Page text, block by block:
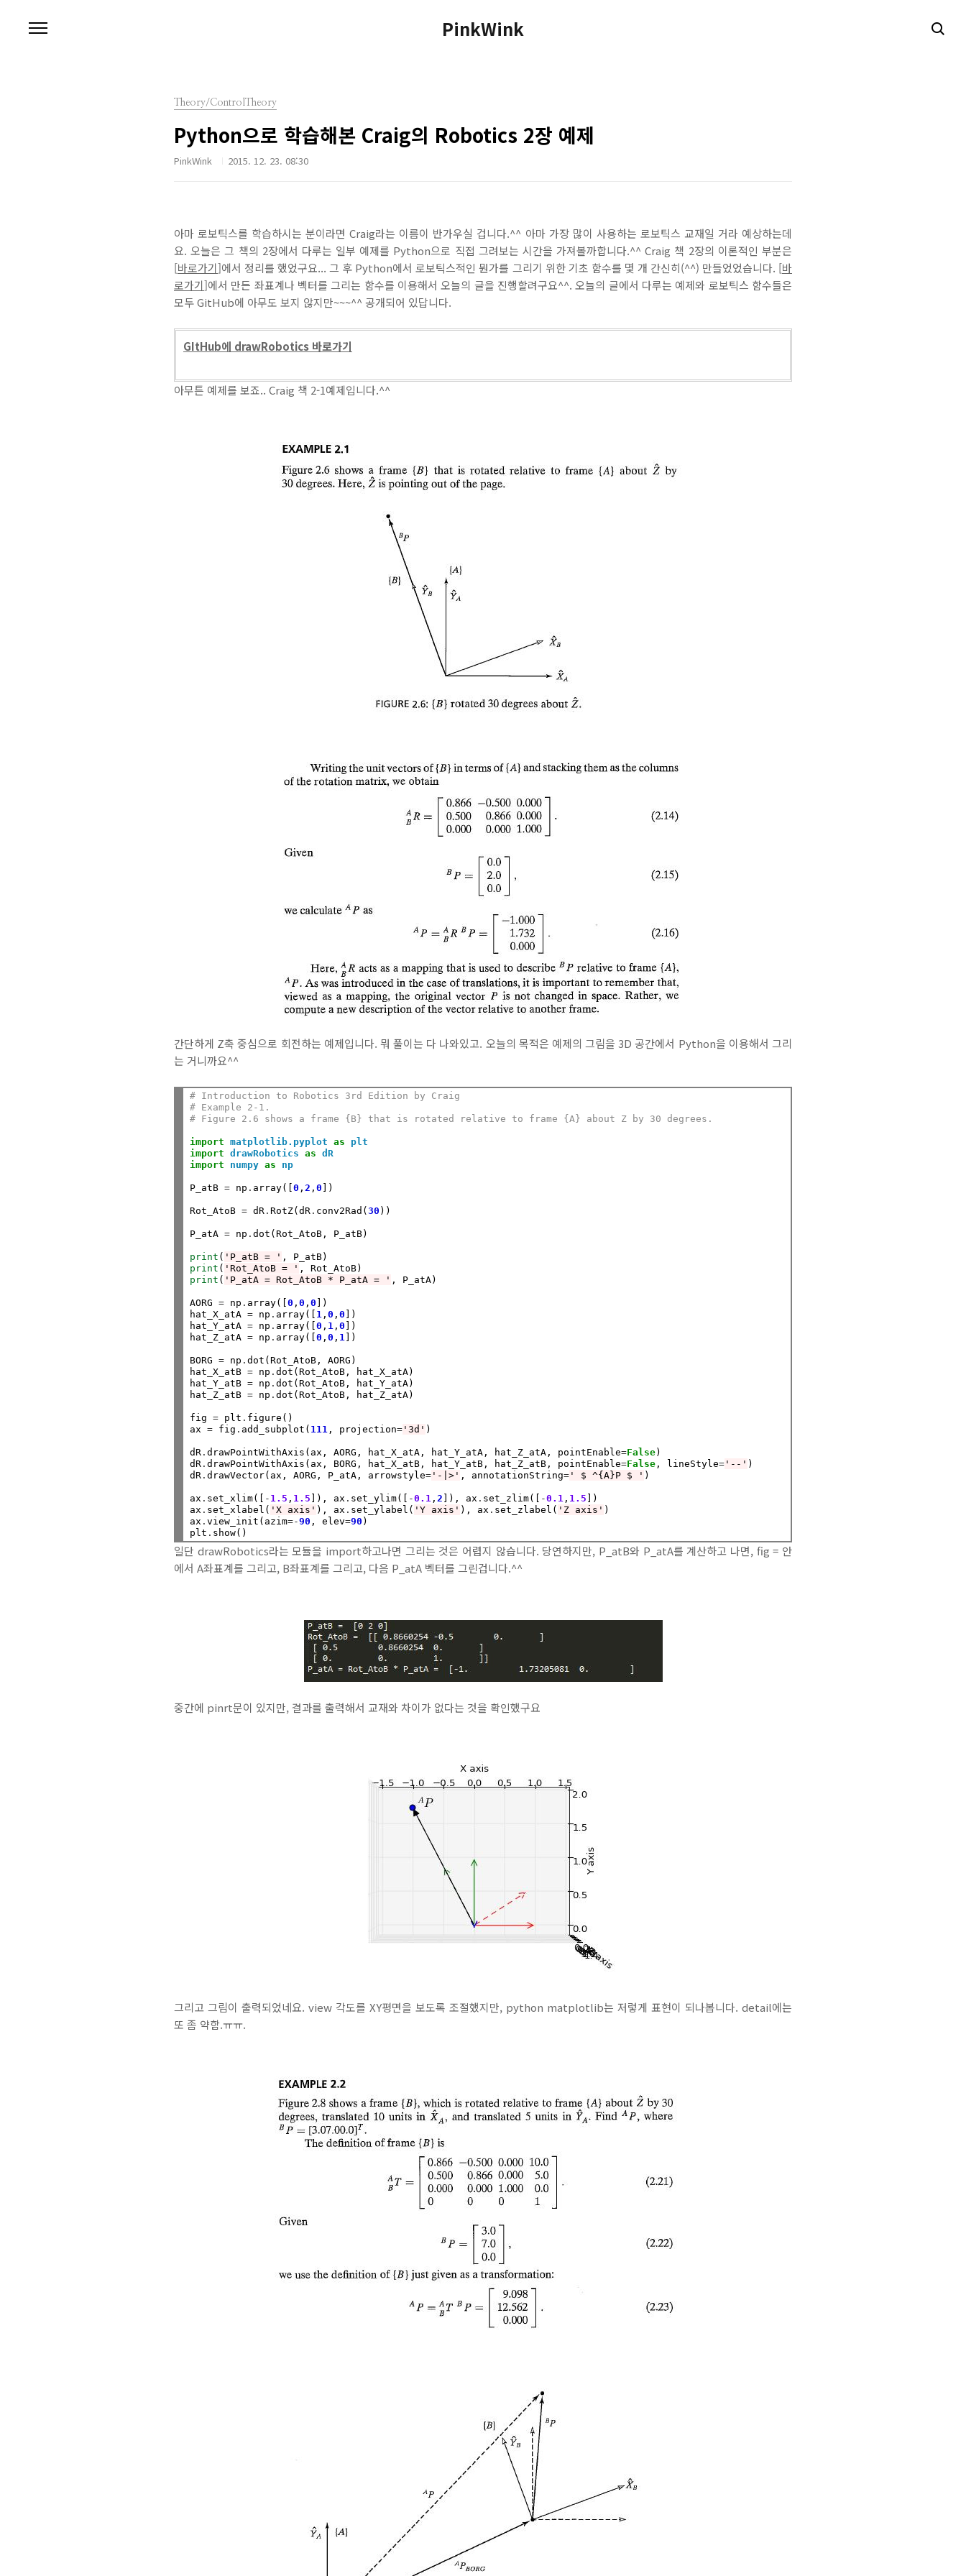
PinkWink
Theory/ControlTheory
Python으로 학습해본 Craig의 Robotics 2장 예제
PinkWink 2015. 12. 23. 08:30
아마 로보틱스를 학습하시는 분이라면 Craig라는 이름이 반가우실 겁니다.^^ 아마 가장 많이 사용하는 로보틱스 교재일 거라 예상하는데
요. 오늘은 그 책의 2장에서 다루는 일부 예제를 Python으로 직접 그려보는 시간을 가져볼까합니다.^^ Craig 책 2장의 이론적인 부분은
[바로가기]에서 정리를 했었구요... 그 후 Python에서 로보틱스적인 뭔가를 그리기 위한 기초 함수를 몇 개 간신히(^^) 만들었었습니다. [바
로가기]에서 만든 좌표계나 벡터를 그리는 함수를 이용해서 오늘의 글을 진행할려구요^^. 오늘의 글에서 다루는 예제와 로보틱스 함수들은
모두 GitHub에 아무도 보지 않지만~~~^^ 공개되어 있답니다.
GItHub에 drawRobotics 바로가기
아무튼 예제를 보죠.. Craig 책 2-1예제입니다.^^
간단하게 Z축 중심으로 회전하는 예제입니다. 뭐 풀이는 다 나와있고. 오늘의 목적은 예제의 그림을 3D 공간에서 Python을 이용해서 그리
는 거니까요^^
# Introduction to Robotics 3rd Edition by Craig
# Example 2-1.
# Figure 2.6 shows a frame {B} that is rotated relative to frame {A} about Z by 30 degrees.
import matplotlib.pyplot as
plt
import
drawRobotics as
dR
import
numpy as np
P_atB = np . array([0 , 2 ,0 ])
Rot_AtoB = dR .RotZ(dR . conv2Rad(30 ))
P_atA = np .dot(Rot_AtoB, P_atB)
print ( 'P_atB = '
print ( 'Rot_AtoB = '
print ( 'P_atA = Rot_AtoB * P_atA = ' , P_atA)
AORG = np . array([0 ,0 ,0 ])
hat_X_atA = np . array([ 1 ,0 ,0 ])
hat_Y_atA = np . array([0 , 1 ,0 ])
hat_Z_atA = np . array([0 ,0 , 1 ])
BORG = np .dot(Rot_AtoB, AORG)
hat_X_atB = np .dot(Rot_AtoB, hat_X_atA)
hat_Y_atB = np .dot(Rot_AtoB, hat_Y_atA)
hat_Z_atB = np .dot(Rot_AtoB, hat_Z_atA)
fig = plt . figure()
ax = fig . add_subplot( 111 , projection= '3d' )
dR .drawPointWithAxis(ax, AORG, hat_X_atA, hat_Y_atA, hat_Z_atA, pointEnable=False)
dR .drawPointWithAxis(ax, BORG, hat_X_atB, hat_Y_atB, hat_Z_atB, pointEnable=False , lineStyle= '--' )
dR .drawVector(ax, AORG, P_atA, arrowstyle= '-|>' , annotationString= ' $ ^{A}P $ ' )
ax . set_xlim([ - 1.5 , 1.5 ]), ax . set_ylim([ -0.1 , 2 ]), ax . set_zlim([ -0.1 , 1.5 ])
ax . set_xlabel( 'X axis' ), ax . set_ylabel( 'Y axis' ), ax . set_zlabel( 'Z axis' )
ax .view_init(azim=-90 , elev=90 )
plt .
일단 drawRobotics라는 모듈을 import하고나면 그리는 것은 어렵지 않습니다. 당연하지만, P_atB와 P_atA를 계산하고 나면, fig = 안
에서 A좌표계를 그리고, B좌표계를 그리고, 다음 P_atA 벡터를 그린겁니다.^^
중간에 pinrt문이 있지만, 결과를 출력해서 교재와 차이가 없다는 것을 확인했구요
그리고 그림이 출력되었네요. view 각도를 XY평면을 보도록 조절했지만, python matplotlib는 저렇게 표현이 되나봅니다. detail에는
또 좀 약함.ㅠㅠ.